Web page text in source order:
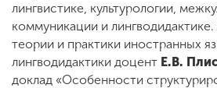
лингвистике, культурологии,
коммуникации и
теории и практики иностранных
лингводидактики доцент Е.В.
доклад «Особенности